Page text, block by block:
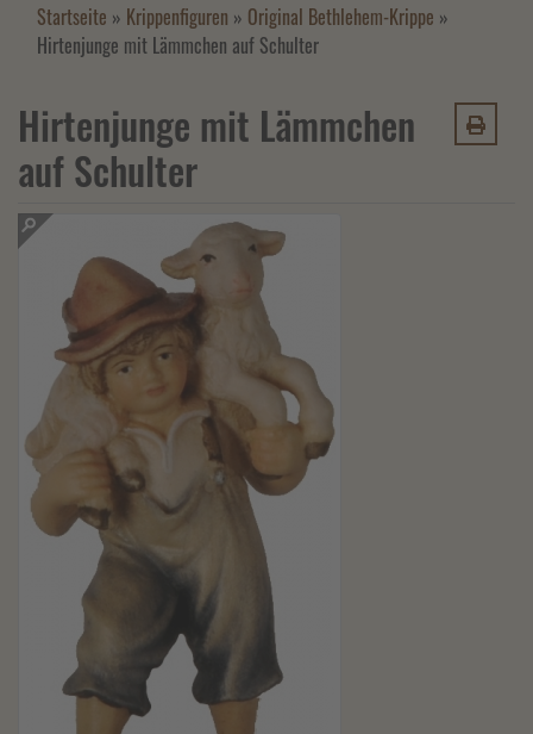
Startseite » Krippenfiguren » Original Bethlehem-Krippe »
Hirtenjunge mit Lämmchen auf Schulter
Hirtenjunge mit Lämmchen
auf Schulter